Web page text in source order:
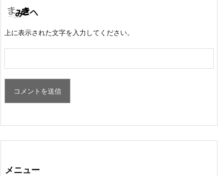
上に表示された文字を入力してください。
メニュー